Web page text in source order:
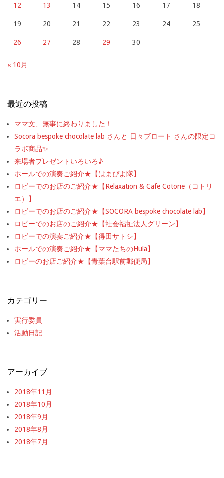
12 13 14 15 16 17 18
19 20 21 22 23 24 25
26 27 28 29 30
« 10月
最近の投稿
ママ文、無事に終わりました！
Socora bespoke chocolate lab さんと 日々ブロート さんの限定コ
ラボ商品✨
来場者プレゼントいろいろ♪
ホールでの演奏ご紹介★【はまぴよ隊】
ロビーでのお店のご紹介★【Relaxation & Cafe Cotorie（コトリ
エ）】
ロビーでのお店のご紹介★【SOCORA bespoke chocolate lab】
ロビーでのお店のご紹介★【社会福祉法人グリーン】
ロビーでの演奏ご紹介★【得田サトシ】
ホールでの演奏ご紹介★【ママたちのHula】
ロビーのお店ご紹介★【青葉台駅前郵便局】
カテゴリー
実行委員
活動日記
アーカイブ
2018年11月
2018年10月
2018年9月
2018年8月
2018年7月